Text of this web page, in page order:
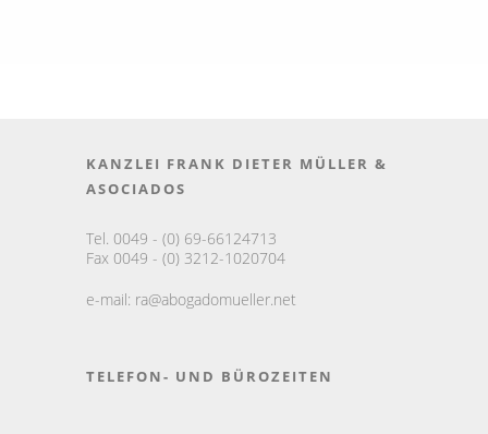
KANZLEI FRANK DIETER MÜLLER &
ASOCIADOS
Tel. 0049 - (0) 69-66124713
Fax 0049 - (0) 3212-1020704
e-mail: ra@abogadomueller.net
TELEFON- UND BÜROZEITEN